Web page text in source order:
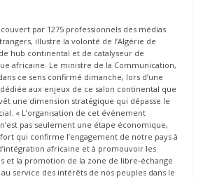
par 1275 professionnels des médias
illustre la volonté de l’Algérie de
hub continental et de catalyseur de
africaine. Le ministre de la Communication,
ce sens confirmé dimanche, lors d’une
aux enjeux de ce salon continental que
une dimension stratégique qui dépasse le
« L’organisation de cet événement
pas seulement une étape économique,
fort qui confirme l’engagement de notre pays à
africaine et à promouvoir les
et la promotion de la zone de libre-échange
service des intérêts de nos peuples dans le